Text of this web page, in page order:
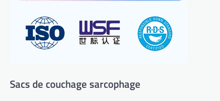
Sacs de couchage sarcophage